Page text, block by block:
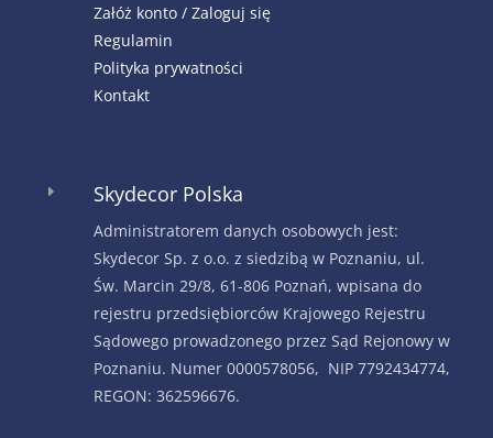
Załóż konto / Zaloguj się
Regulamin
Polityka prywatności
Kontakt
E Skydecor Polska
Administratorem danych osobowych jest:
Skydecor Sp. z o.o. z siedzibą w Poznaniu, ul.
Św. Marcin 29/8, 61-806 Poznań, wpisana do
rejestru przedsiębiorców Krajowego Rejestru
Sądowego prowadzonego przez Sąd Rejonowy w
Poznaniu. Numer 0000578056, NIP 7792434774,
REGON: 362596676.